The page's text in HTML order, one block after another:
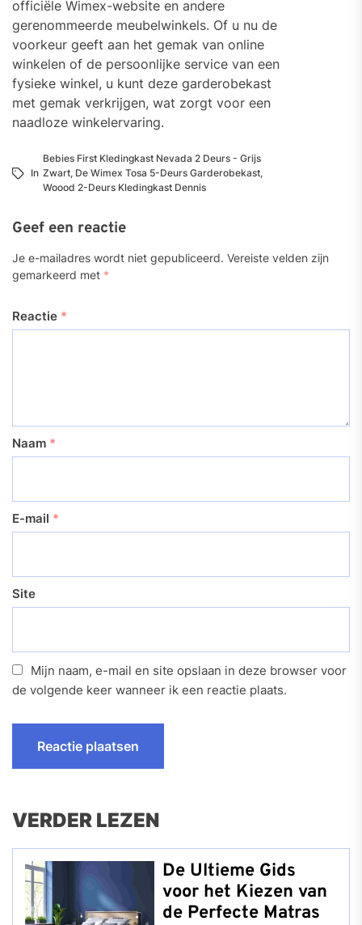
officiële Wimex-website en andere
gerenommeerde meubelwinkels. Of u nu de
voorkeur geeft aan het gemak van online
winkelen of de persoonlijke service van een
fysieke winkel, u kunt deze garderobekast
met gemak verkrijgen, wat zorgt voor een
naadloze winkelervaring.
In
Bebies First Kledingkast Nevada 2 Deurs - Grijs
Zwart, De Wimex Tosa 5-Deurs Garderobekast,
Woood 2-Deurs Kledingkast Dennis
Geef een reactie
Je e-mailadres wordt niet gepubliceerd. Vereiste velden zijn
gemarkeerd met *
Reactie *
Naam *
E-mail *
Site
Mijn naam, e-mail en site opslaan in deze browser voor
de volgende keer wanneer ik een reactie plaats.
VERDER LEZEN
De Ultieme Gids
voor het Kiezen van
de Perfecte Matras